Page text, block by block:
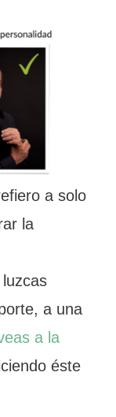
a solo
la
a una
a la
éste